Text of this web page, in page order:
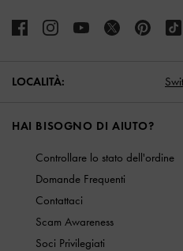
LOCALITÀ:
HAI BISOGNO DI AIUTO?
Controllare lo stato dell'ordine
Domande Frequenti
Contattaci
Scam Awareness
Soci Privilegiati